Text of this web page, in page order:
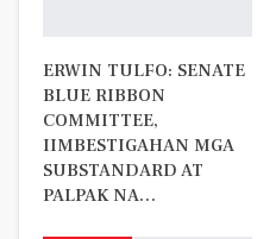
ERWIN TULFO: SENATE
BLUE RIBBON
COMMITTEE,
IIMBESTIGAHAN MGA
SUBSTANDARD AT
PALPAK NA…